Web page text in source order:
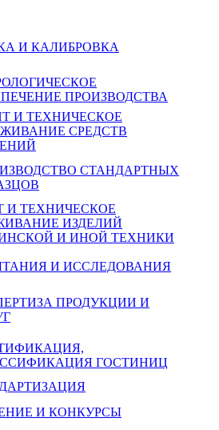
И КАЛИБРОВКА
ПРОИЗВОДСТВА
И ТЕХНИЧЕСКОЕ
СРЕДСТВ
СТАНДАРТНЫХ
И ТЕХНИЧЕСКОЕ
ИЗДЕЛИЙ
И ИНОЙ ТЕХНИКИ
И ИССЛЕДОВАНИЯ
ПРОДУКЦИИ И
ГОСТИНИЦ
И КОНКУРСЫ